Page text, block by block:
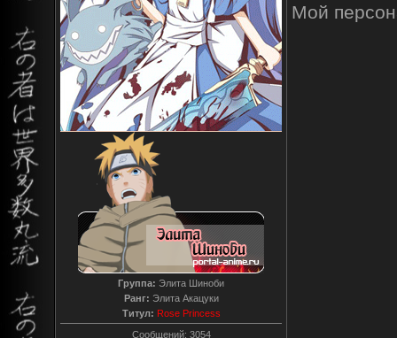
Группа: Элита Шиноби
Ранг: Элита Акацуки
Титул: Rose Princess
Сообщений: 3054
Мой